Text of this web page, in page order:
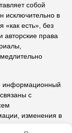
собой
исключительно в
«как есть», без
авторские права
информационный
с
изменения в
а также